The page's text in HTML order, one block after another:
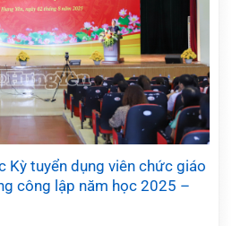
Kỳ tuyển dụng viên chức giáo
công lập năm học 2025 –